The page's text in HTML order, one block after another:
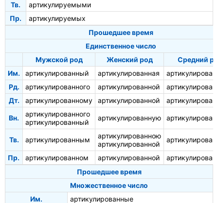
Тв.
артикулируемыми
Пр.
артикулируемых
Прошедшее время
Единственное число
Мужской род
Женский род
Средний
Им.
артикулированный артикулированная
Рд.
артикулированного артикулированной
Дт.
артикулированному артикулированной
Вн.
артикулированного
артикулированный
артикулированную
Тв. артикулированным
артикулированною
артикулированной
Пр. артикулированном артикулированной
Прошедшее время
Множественное число
Им.
артикулированные